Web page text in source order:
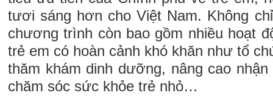
tươi sáng hơn cho Việt Nam. Không
chương trình còn bao gồm nhiều hoạt
trẻ em có hoàn cảnh khó khăn như tổ
thăm khám dinh dưỡng, nâng cao
chăm sóc sức khỏe trẻ nhỏ…